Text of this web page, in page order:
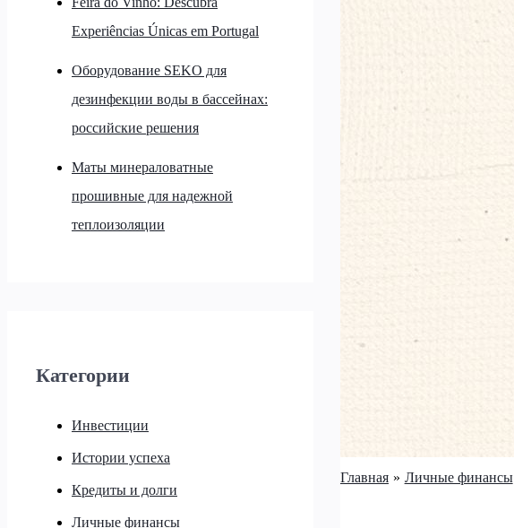
Experiências Únicas em Portugal
Оборудование SEKO для
дезинфекции воды в бассейнах:
российские решения
Маты минераловатные
прошивные для надежной
теплоизоляции
Категории
Инвестиции
Истории успеха
Кредиты и долги
Личные финансы
Главная Личные финансы